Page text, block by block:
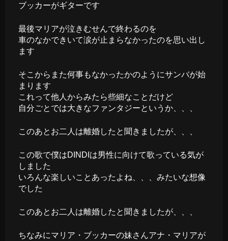
ブッカーがギターです
最後マリアが泣きむせんで終わるのを
車のなかできいて涙が止まらなかったのを思い出し
ます
そこからまた何事もなかったかのようにサンバが始
まります
これって他人からみたら些細なことだけど
自分ごとでは大きなファンタジーというか、、、
このあとお二人は離婚したと聞きましたが、、、
この歌で僕はDINDIは男性に向けて歌っている気が
しました
いろんな楽しいことあったよね、、、みたいな想像
でした
このあとお二人は離婚したと聞きましたが、、、
ちなみにマリア・ブッカーの妹さんアナ・マリアが